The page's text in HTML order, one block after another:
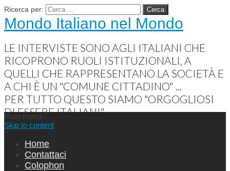
Ricerca per:
Mondo Italiano nel Mondo
LE INTERVISTE SONO AGLI ITALIANI CHE
RICOPRONO RUOLI ISTITUZIONALI, A
QUELLI CHE RAPPRESENTANO LA SOCIETÀ E
A CHI È UN "COMUNE CITTADINO" ...
PER TUTTO QUESTO SIAMO "ORGOGLIOSI
DI ESSERE ITALIANI"
Main menu
Skip to content
Home
Contattaci
Colophon